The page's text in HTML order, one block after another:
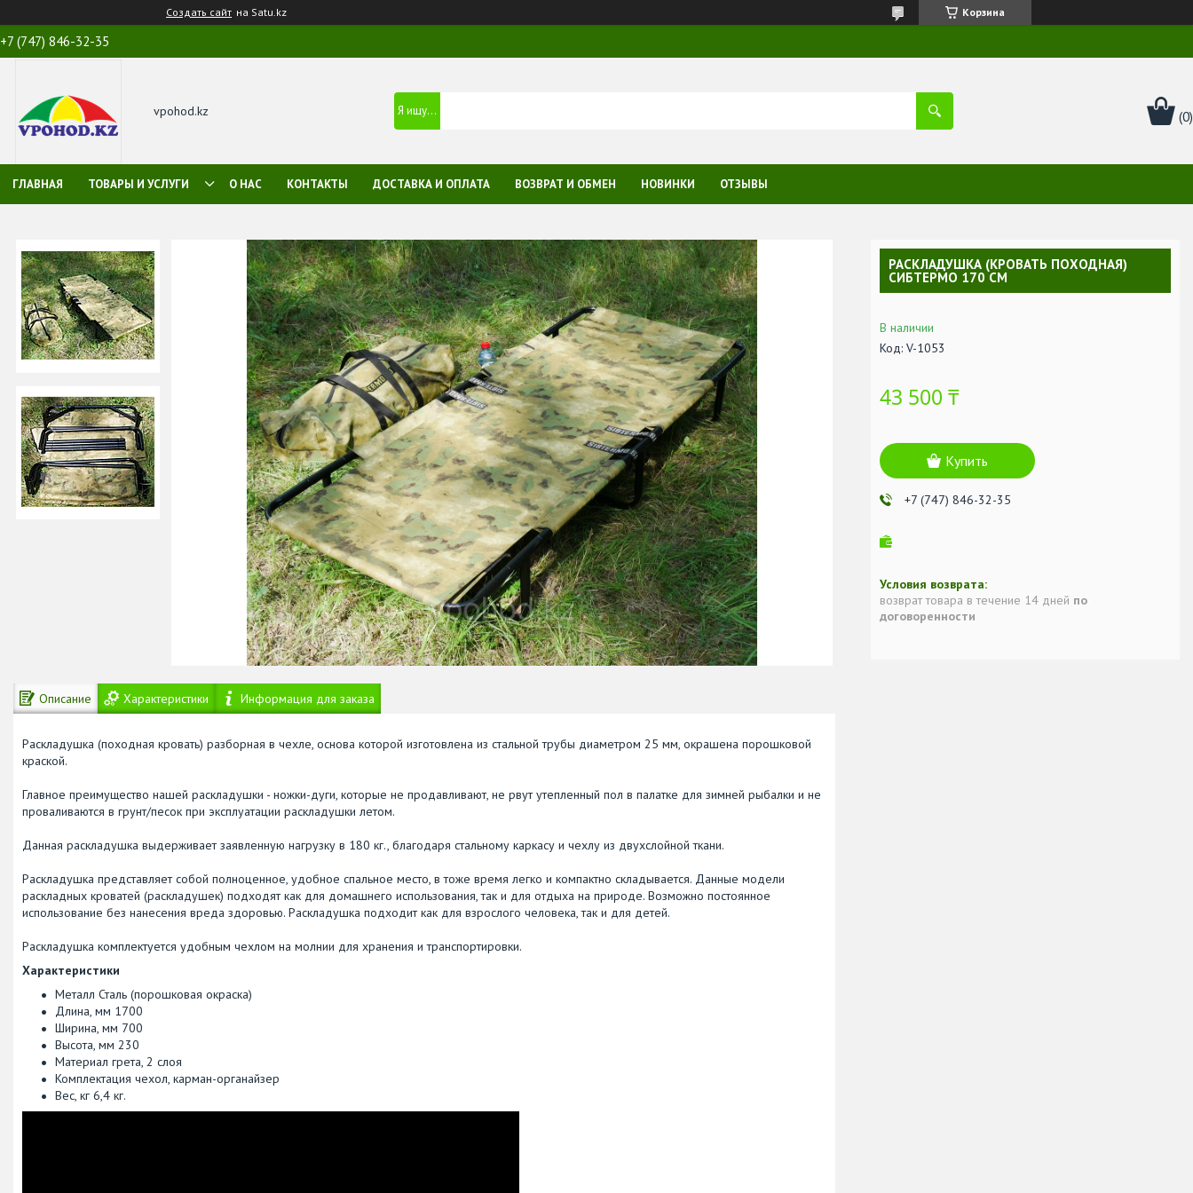
Создать сайт на Satu.kz Корзина
+7 (747) 846-32-35
vpohod.kz
ГЛАВНАЯ ТОВАРЫ И УСЛУГИ О НАС КОНТАКТЫ ДОСТАВКА И ОПЛАТА ВОЗВРАТ И ОБМЕН НОВИНКИ ОТЗЫВЫ
Описание Характеристики Информация для заказа
Раскладушка (походная кровать) разборная в чехле, основа которой изготовлена из стальной трубы диаметром 25 мм, окрашена порошковой
краской.
Главное преимущество нашей раскладушки - ножки-дуги, которые не продавливают, не рвут утепленный пол в палатке для зимней рыбалки и не
проваливаются в грунт/песок при эксплуатации раскладушки летом.
Данная раскладушка выдерживает заявленную нагрузку в 180 кг., благодаря стальному каркасу и чехлу из двухслойной ткани.
Раскладушка представляет собой полноценное, удобное спальное место, в тоже время легко и компактно складывается. Данные модели
раскладных кроватей (раскладушек) подходят как для домашнего использования, так и для отдыха на природе. Возможно постоянное
использование без нанесения вреда здоровью. Раскладушка подходит как для взрослого человека, так и для детей.
Раскладушка комплектуется удобным чехлом на молнии для хранения и транспортировки.
Характеристики
Металл Сталь (порошковая окраска)
Длина, мм 1700
Ширина, мм 700
Высота, мм 230
Материал грета, 2 слоя
Комплектация чехол, карман-органайзер
Вес, кг 6,4 кг.
РАСКЛАДУШКА (КРОВАТЬ ПОХОДНАЯ)
СИБТЕРМО 170 СМ
В наличии
Код: V-1053
43 500 ₸
Купить
+7 (747) 846-32-35
возврат товара в течение 14 дней по
договоренности